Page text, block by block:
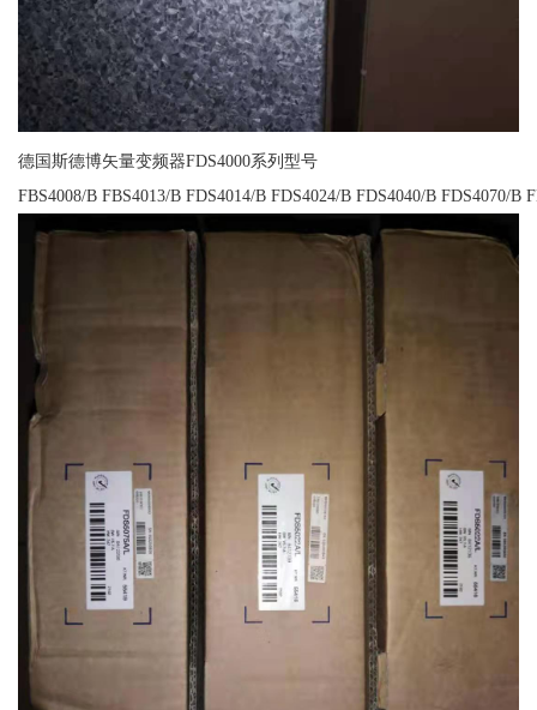
德国斯德博矢量变频器FDS4000系列型号
FBS4008/B FBS4013/B FDS4014/B FDS4024/B FDS4040/B FDS4070/B